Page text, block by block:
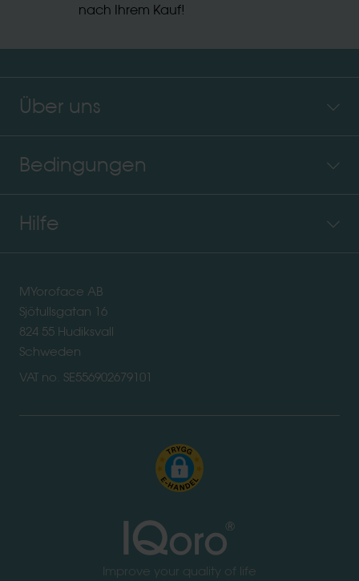
nach Ihrem Kauf!
Über uns
Bedingungen
Hilfe
MYoroface AB
Sjötullsgatan 16
824 55 Hudiksvall
Schweden
VAT no. SE556902679101
Improve your quality of life